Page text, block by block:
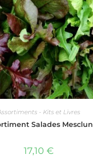
- Kits et Livres
Salades Mesclun
17,10€